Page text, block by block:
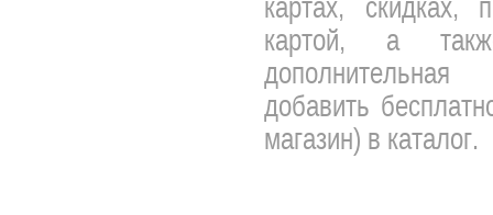
картах, скидках,
картой, а
добавить
магазин) в каталог.